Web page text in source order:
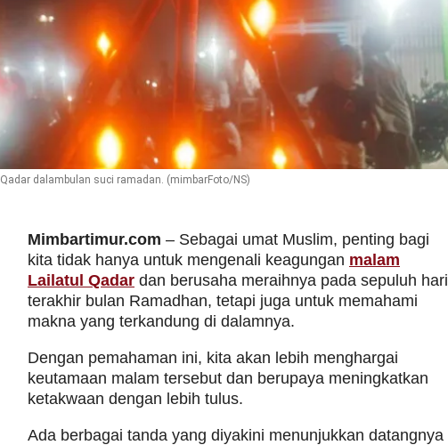
dalambulan suci ramadan. (mimbarFoto/NS)
Mimbartimur.com – Sebagai umat Muslim, penting bagi
kita tidak hanya untuk mengenali keagungan malam
Lailatul Qadar dan berusaha meraihnya pada sepuluh hari
terakhir bulan Ramadhan, tetapi juga untuk memahami
makna yang terkandung di dalamnya.
Dengan pemahaman ini, kita akan lebih menghargai
keutamaan malam tersebut dan berupaya meningkatkan
ketakwaan dengan lebih tulus.
Ada berbagai tanda yang diyakini menunjukkan datangnya